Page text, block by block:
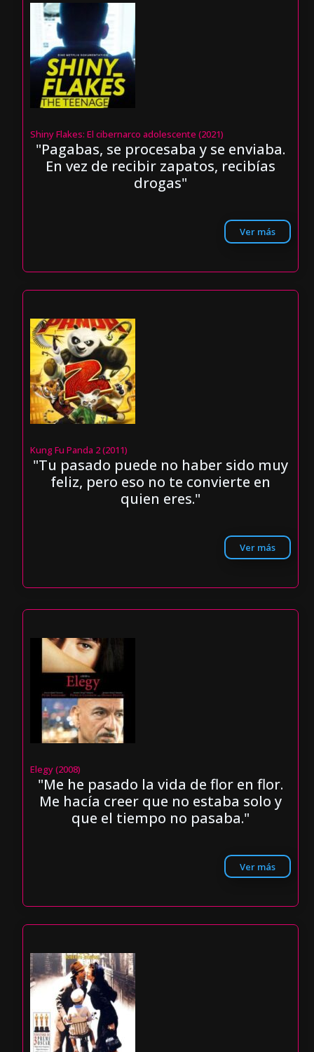
Shiny Flakes: El cibernarco adolescente (2021)
"Pagabas, se procesaba y se enviaba.
En vez de recibir zapatos, recibías
drogas"
Ver más
Kung Fu Panda 2 (2011)
"Tu pasado puede no haber sido muy
feliz, pero eso no te convierte en
quien eres."
Ver más
Elegy (2008)
"Me he pasado la vida de flor en flor.
Me hacía creer que no estaba solo y
que el tiempo no pasaba."
Ver más